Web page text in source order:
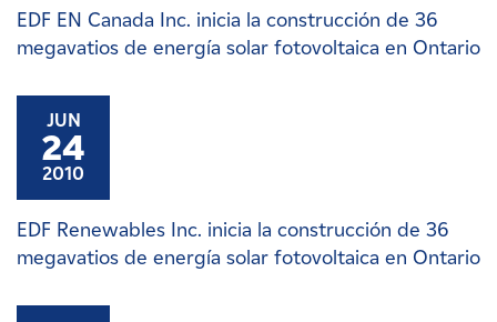
EDF EN Canada Inc. inicia la construcción de 36
megavatios de energía solar fotovoltaica en Ontario
JUN
24
2010
EDF Renewables Inc. inicia la construcción de 36
megavatios de energía solar fotovoltaica en Ontario